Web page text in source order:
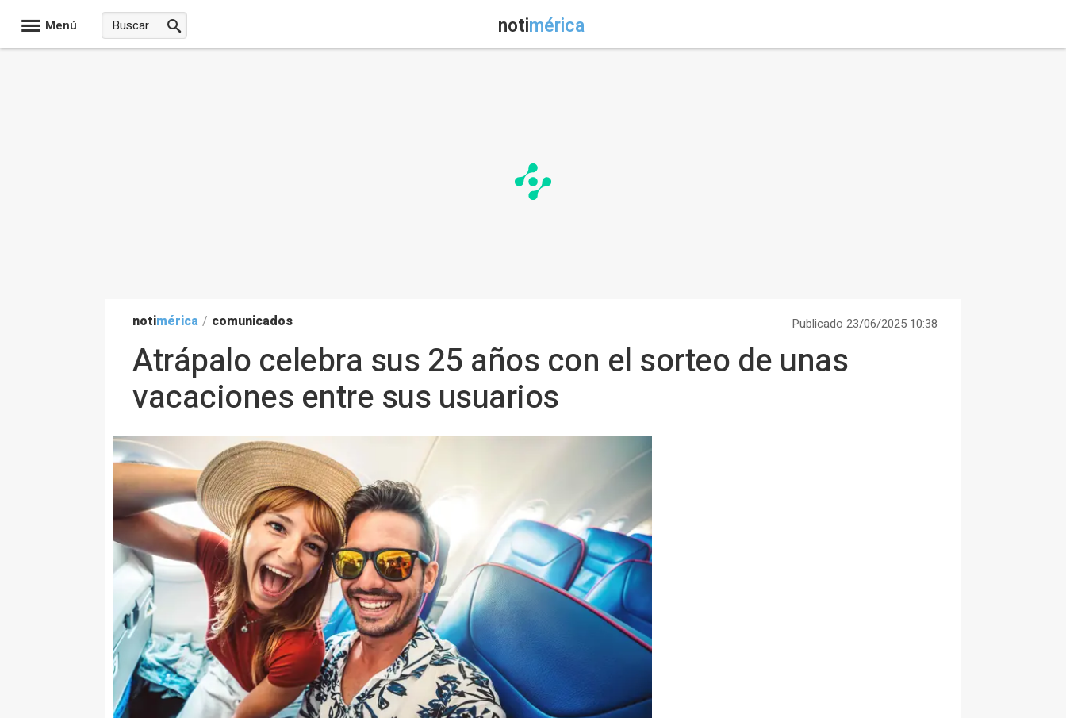
Menú notimérica
notimérica / comunicados Publicado 23/06/2025 10:38
Atrápalo celebra sus 25 años con el sorteo de unas
vacaciones entre sus usuarios